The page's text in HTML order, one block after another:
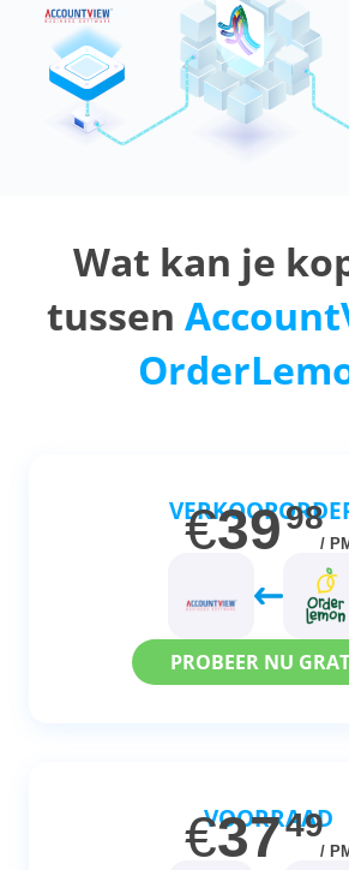
Wat kan je
tussen
€3998
/
PROBEER NU
VOORRAAD
€3749
/